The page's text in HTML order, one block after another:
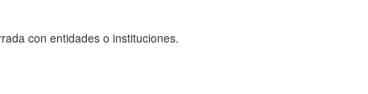
con entidades o instituciones.